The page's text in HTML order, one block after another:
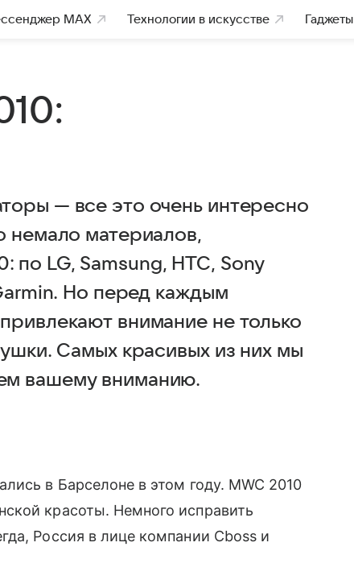
MAX Технологии в искусстве Гаджеты
— все это очень интересно
немало материалов,
по LG, Samsung, HTC, Sony
Но перед каждым
внимание не только
Самых красивых из них мы
вашему вниманию.
в Барселоне в этом году. MWC 2010
красоты. Немного исправить
Россия в лице компании Cboss и